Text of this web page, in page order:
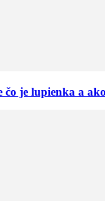
čo je lupienka a